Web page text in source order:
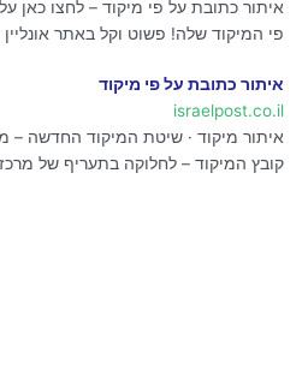
איתור כתובת על פי מיקוד – לחצו כאן
פי המיקוד שלה! פשוט וקל באתר
איתור כתובת על פי מיקוד
israelpost.co.il
איתור מיקוד · שיטת המיקוד החדשה –
קובץ המיקוד – לחלוקה בתעריף של